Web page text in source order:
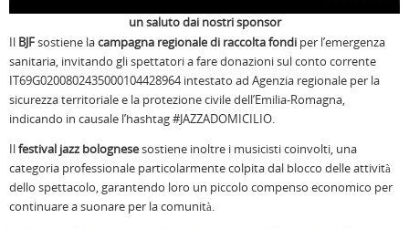
un saluto dai nostri sponsor
Il BJFsostiene lacampagna regionale di raccolta fondi per l’emergenza
sanitaria, invitando gli spettatori a fare donazioni sul conto corrente
IT69G0200802435000104428964 intestato ad Agenzia regionale per la
sicurezza territoriale e la protezione civile dell’Emilia-Romagna,
indicando in causale l’hashtag #JAZZADOMICILIO.
Ilfestival jazz bolognesesostiene inoltre i musicisti coinvolti, una
categoria professionale particolarmente colpita dal blocco delle attività
dello spettacolo, garantendo loro un piccolo compenso economico per
continuare a suonare per la comunità.